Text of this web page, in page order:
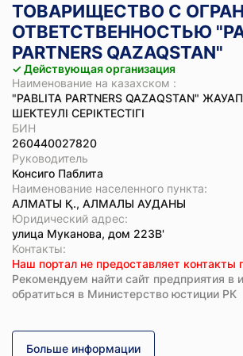
ТОВАРИЩЕСТВО С
ОТВЕТСТВЕННОСТЬЮ
PARTNERS QAZAQSTAN"
✓ Действующая организация
Наименование на казахском :
"PABLITA PARTNERS QAZAQSTAN"
ШЕКТЕУЛІ СЕРІКТЕСТІГІ
БИН
260440027820
Руководитель
Консиго Паблита
Наименование населенного пункта:
АЛМАТЫ Қ., АЛМАЛЫ АУДАНЫ
Юридический адрес:
улица Муканова, дом 223В'
Koнтaкты:
Наш портал не предоставляет контакты
Рекомендуем найти сайт предприятия в
обратиться в Министерство юстиции РК
Больше информации